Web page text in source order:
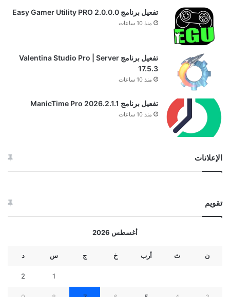
تفعيل برنامج Easy Gamer Utility PRO 2.0.0.0
منذ 10 ساعات
تفعيل برنامج Valentina Studio Pro | Server
17.5.3
منذ 10 ساعات
تفعيل برنامج ManicTime Pro 2026.2.1.1
منذ 10 ساعات
الإعلانات
تقويم
أغسطس 2026
ن ث أرب خ ج س د
1
2